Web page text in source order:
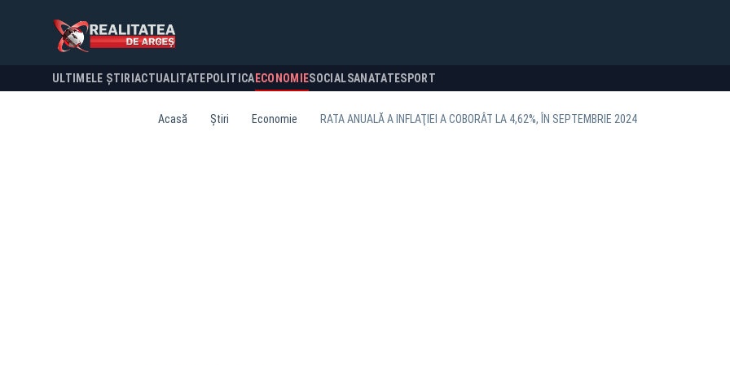
ULTIMELE ȘTIRI ACTUALITATE POLITICA ECONOMIESOCIALSANATATESPORT
Acasă Știri Economie RATA ANUALĂ A INFLAŢIEI A COBORÂT LA 4,62%, ÎN SEPTEMBRIE 2024